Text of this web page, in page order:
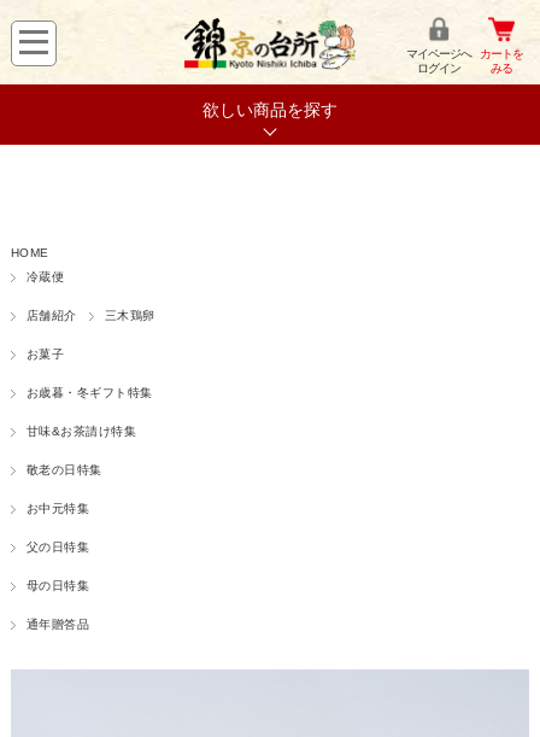
マイページへ
ログイン
カートを
みる
欲しい商品を探す
HOME
冷蔵便
店舗紹介 三木鶏卵
お菓子
お歳暮・冬ギフト特集
甘味&お茶請け特集
敬老の日特集
お中元特集
父の日特集
母の日特集
通年贈答品